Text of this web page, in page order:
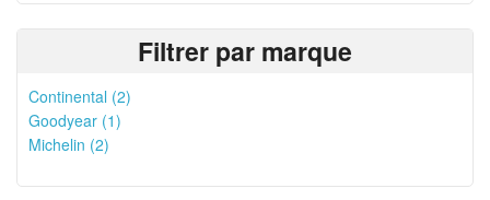
Filtrer par marque
Continental (2)
Goodyear (1)
Michelin (2)